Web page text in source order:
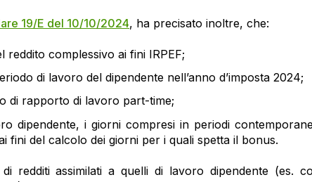
19/E del 10/10/2024, ha precisato inoltre, che:
complessivo ai fini IRPEF;
di lavoro del dipendente nell’anno d’imposta 2024;
di rapporto di lavoro part-time;
dipendente, i giorni compresi in periodi
fini del calcolo dei giorni per i quali spetta il bonus.
redditi assimilati a quelli di lavoro dipendente (es.